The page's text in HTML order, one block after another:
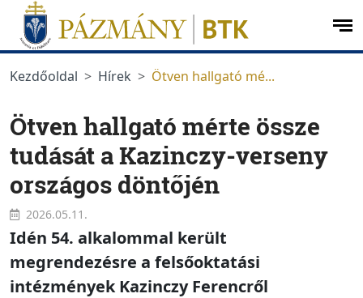
Ugrás a menüre
Ugrás a tartalomra
Kezdőoldal
Hírek Ötven hallgató mé...
Ötven hallgató mérte össze
tudását a Kazinczy-verseny
országos döntőjén
2026.05.11.
Idén 54. alkalommal került
megrendezésre a felsőoktatási
intézmények Kazinczy Ferencről